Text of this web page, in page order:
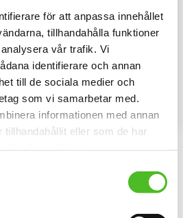
för att anpassa innehållet
tillhandahålla funktioner
vår trafik. Vi
identifierare och annan
till de sociala medier och
som vi samarbetar med.
informationen med annan
tillhandahållit eller som de har
i
av
till i favoriter
Dekaler med Tax
Rund dekal i 3D-variant av hög
kvalitet med ett motiv av Tax.
79SEK
Lägg